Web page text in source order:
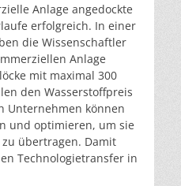
Anlage angedockte
erfolgreich. In einer
die Wissenschaftler
Anlage
mit maximal 300
den Wasserstoffpreis
Unternehmen können
und optimieren, um sie
übertragen. Damit
Technologietransfer in